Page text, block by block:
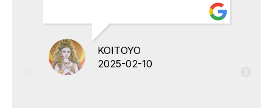
KOITOYO
2025-02-10